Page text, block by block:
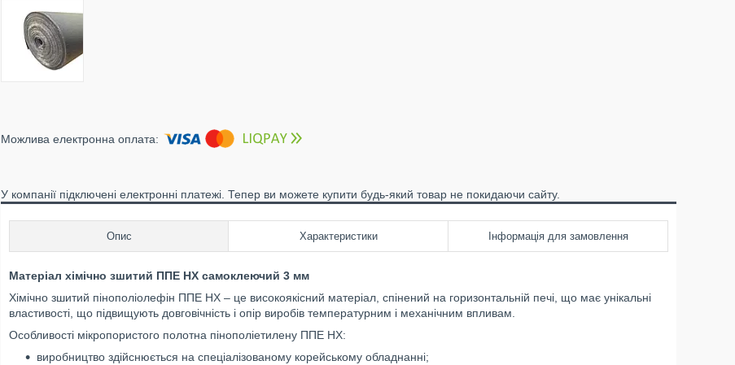
У компанії підключені електронні платежі. Тепер ви можете купити будь-який товар не покидаючи сайту.
Опис Характеристики Інформація для замовлення
Матеріал хімічно зшитий ППЕ НХ самоклеючий 3 мм
Хімічно зшитий пінополіолефін ППE НХ – це високоякісний матеріал, спінений на горизонтальній печі, що має унікальні
властивості, що підвищують довговічність і опір виробів температурним і механічним впливам.
Особливості мікропористого полотна пінополіетилену ППE НХ:
виробництво здійснюється на спеціалізованому корейському обладнанні;